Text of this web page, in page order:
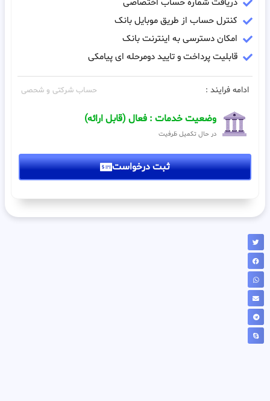
دریافت شماره حساب اختصاصی
کنترل حساب از طریق موبایل بانک
امکان دسترسی به اینترنت بانک
قابلیت پرداخت و تایید دومرحله ای پیامکی
ادامه فرایند : حساب شرکتی و شحصی
وضعیت خدمات : فعال (قابل ارائه)
در حال تکمیل ظرفیت
ثبت درخواست